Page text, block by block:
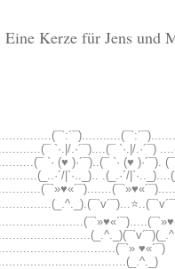
Eine Kerze für Jens und
`·.|/.·´¯)....(¯ `·.|/.·´¯)
`· (♥ )·´¯)..(¯ `· (♥ )·´¯). (¯
|`·.._).. .(_.·´/
♥«´¯)